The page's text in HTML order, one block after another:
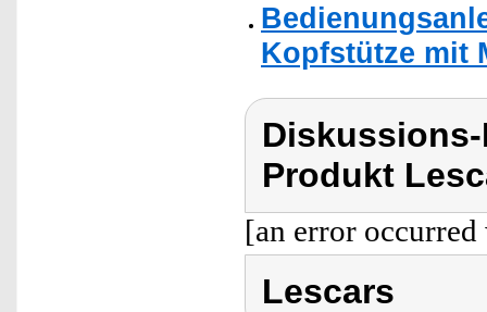
Kopfstütze mit
Produkt
[an error
Lescars